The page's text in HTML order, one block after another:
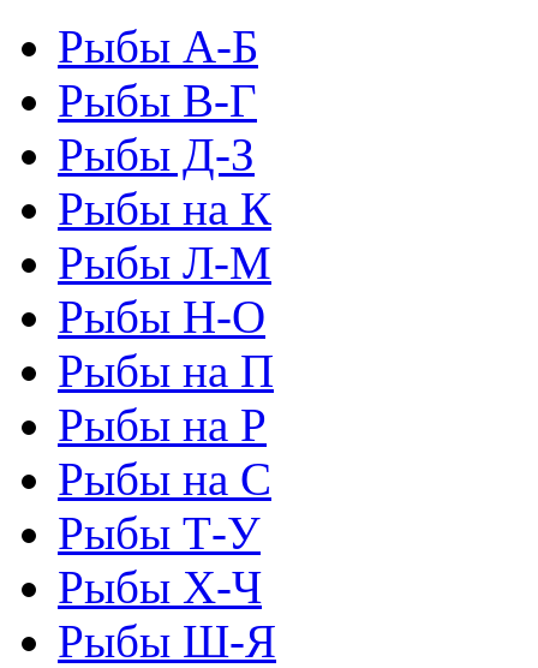
Рыбы А-Б
Рыбы В-Г
Рыбы Д-З
Рыбы на К
Рыбы Л-М
Рыбы Н-О
Рыбы на П
Рыбы на Р
Рыбы на С
Рыбы Т-У
Рыбы Х-Ч
Рыбы Ш-Я